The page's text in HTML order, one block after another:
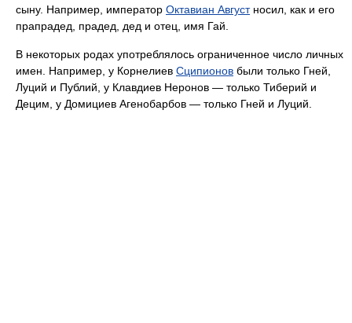
сыну. Например, император Октавиан Августносил, как и его
прапрадед, прадед, дед и отец, имя Гай.
В некоторых родах употреблялось ограниченное число личных
имен. Например, у Корнелиев Сципионов были только Гней,
Луций и Публий, у Клавдиев Неронов — только Тиберий и
Децим, у Домициев Агенобарбов — только Гней и Луций.